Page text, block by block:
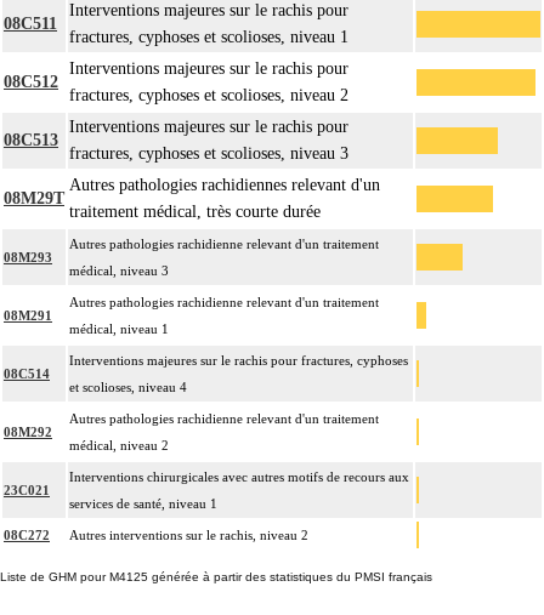
08C511
Interventions majeures sur le rachis pour
fractures, cyphoses et scolioses, niveau 1
08C512
Interventions majeures sur le rachis pour
fractures, cyphoses et scolioses, niveau 2
08C513
Interventions majeures sur le rachis pour
fractures, cyphoses et scolioses, niveau 3
08M29T
Autres pathologies rachidiennes relevant d'un
traitement médical, très courte durée
08M293
Autres pathologies rachidienne relevant d'un traitement
médical, niveau 3
08M291
Autres pathologies rachidienne relevant d'un traitement
médical, niveau 1
08C514
Interventions majeures sur le rachis pour fractures, cyphoses
et scolioses, niveau 4
08M292
Autres pathologies rachidienne relevant d'un traitement
médical, niveau 2
23C021
Interventions chirurgicales avec autres motifs de recours aux
services de santé, niveau 1
08C272 Autres interventions sur le rachis, niveau 2
Liste de GHM pour M4125 générée à partir des statistiques du PMSI français